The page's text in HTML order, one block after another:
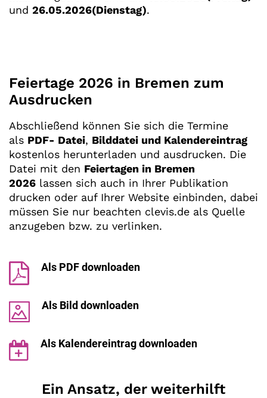
und 26.05.2026(Dienstag).
Feiertage 2026 in Bremen zum
Ausdrucken
Abschließend können Sie sich die Termine
als PDF- Datei, Bilddatei und Kalendereintrag
kostenlos herunterladen und ausdrucken. Die
Datei mit den Feiertagen in Bremen
2026 lassen sich auch in Ihrer Publikation
drucken oder auf Ihrer Website einbinden, dabei
müssen Sie nur beachten clevis.de als Quelle
anzugeben bzw. zu verlinken.
Als PDF downloaden
Als Bild downloaden
Als Kalendereintrag downloaden
Ein Ansatz, der weiterhilft